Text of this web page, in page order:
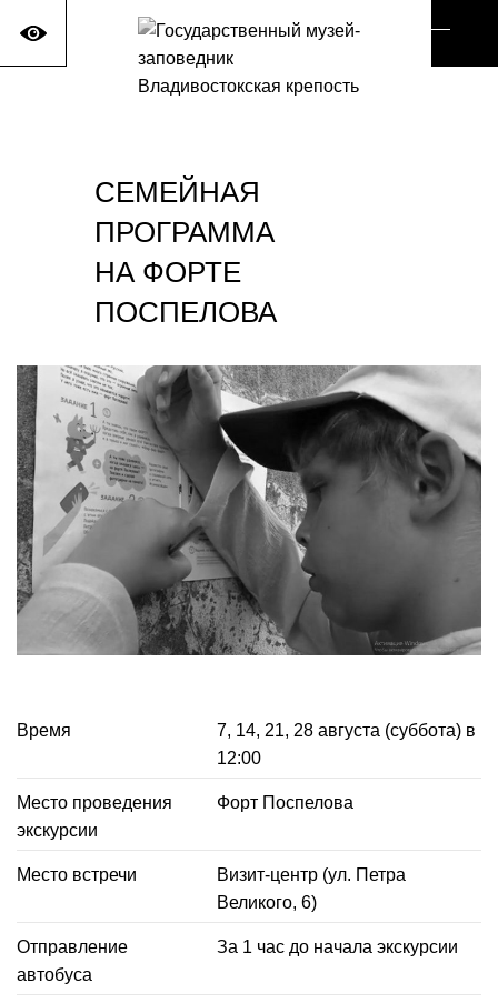
СЕМЕЙНАЯ
ПРОГРАММА
НА ФОРТЕ
ПОСПЕЛОВА
Время
7, 14, 21, 28 августа (суббота) в
12:00
Место проведения
экскурсии
Форт Поспелова
Место встречи
Визит-центр (ул. Петра
Великого, 6)
Отправление
автобуса
За 1 час до начала экскурсии